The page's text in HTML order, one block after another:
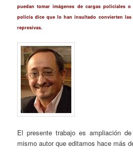
puedan tomar imágenes de cargas policiales
policía dice que lo han insultado convierten las
represivas.
El presente trabajo es ampliación
mismo autor que editamos hace más